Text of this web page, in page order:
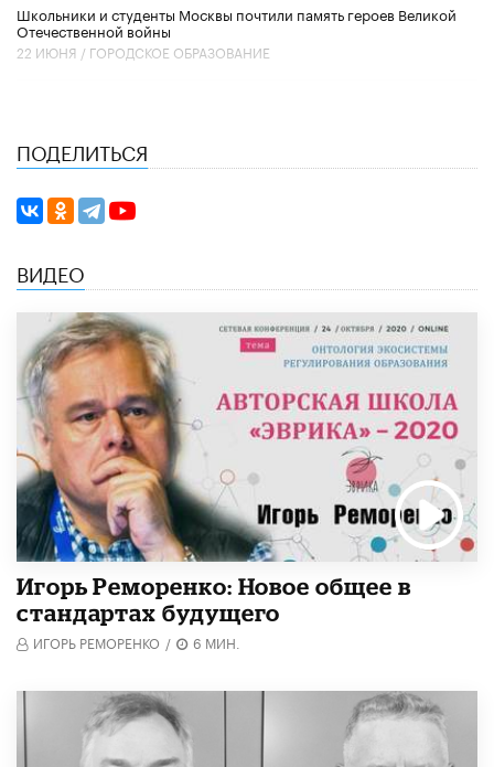
Школьники и студенты Москвы почтили память героев Великой
Отечественной войны
22 ИЮНЯ / ГОРОДСКОЕ ОБРАЗОВАНИЕ
ПОДЕЛИТЬСЯ
ВИДЕО
Игорь Реморенко: Новое общее в
стандартах будущего
ИГОРЬ РЕМОРЕНКО / 6 МИН.